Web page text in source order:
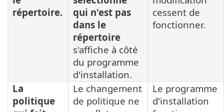
répertoire.
qui n'est pas
dans le
répertoire
s'affiche à côté
du programme
d'installation.
cessent de
fonctionner.
La
politique
Le changement
de politique ne
Le programme
d'installation